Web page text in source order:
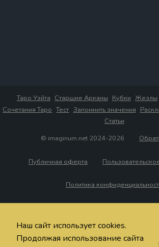
Таро Уэйта Старшие Арканы Кубки Жезлы
Сочетания Таро Тест Запомнить значения
Статьи
© imaginum.net 2024-2026
Публичная оферта
Политика
Наш сайт использует cookies.
Продолжая использование сайта